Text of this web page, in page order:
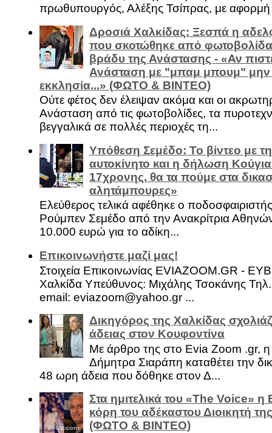
πρωθυπουργός, Αλέξης Τσίπρας, με αφορμή
Δροσιά Χαλκίδας: Ξεσπά η
που σκοτώθηκε από φωτοβολίδα
βράδυ της Ανάστασης - «Αν
Ανάσταση με "μπαμ μπουμ" μην
εκκλησία...» (ΦΩΤΟ & ΒΙΝΤΕΟ)
Ούτε φέτος δεν έλειψαν ακόμα και οι
Ανάσταση από τις φωτοβολίδες, τα
βεγγαλικά σε πολλές περιοχές τη...
Υπόθεση Σεμέδο: Το βίντεο με
αυτοκίνητο και η δήλωση
17χρονης, θα τα πούμε στα
αλητάμπουρες»
Ελεύθερος τελικά αφέθηκε ο
Ρούμπεν Σεμέδο από την Ανακρίτρια
10.000 ευρώ για το αδίκη...
Επικοινωνήστε μαζί μας!
Στοιχεία Επικοινωνίας EVIAZOOM.GR -
Χαλκίδα Υπεύθυνος: Μιχάλης Τσοκάνης
email: eviazoom@yahoo.gr ...
Δικηγόρος της Χαλκίδας
άδειας στον Κουφοντίνα
Με άρθρο της στο Evia Zoom .gr,
Δήμητρα Σιαράπη καταθέτει την
48 ωρη άδεια που δόθηκε στον Δ...
Στα ημιτελικά του «The Voice»
κόρη του αδέκαστου Διοικητή
(ΦΩΤΟ & ΒΙΝΤΕΟ)